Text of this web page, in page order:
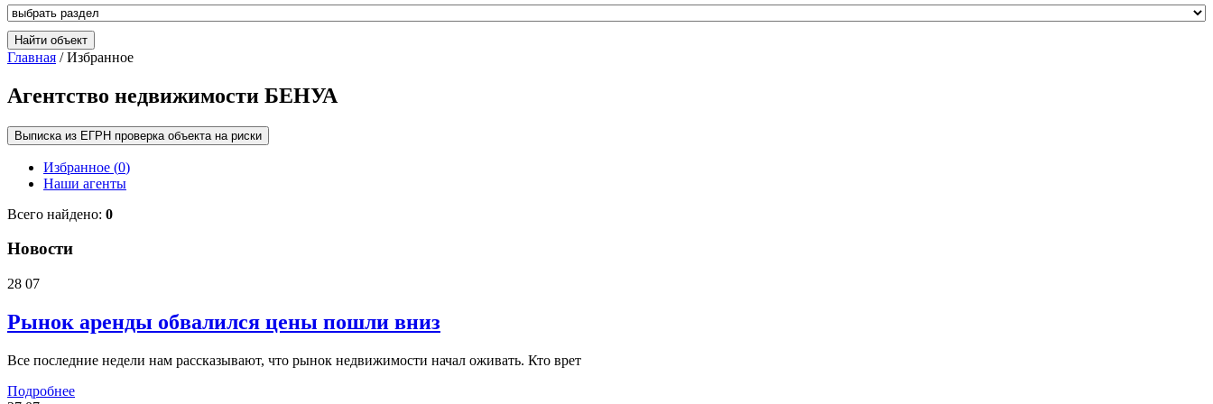
Главная / Избранное
Агентство недвижимости БЕНУА
Выписка из ЕГРН проверка объекта на риски
Избранное (0)
Наши агенты
Всего найдено: 0
Новости
28 07
Рынок аренды обвалился цены пошли вниз
Все последние недели нам рассказывают, что рынок недвижимости начал оживать. Кто врет
Подробнее